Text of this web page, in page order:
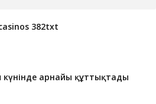
382txt
күнінде арнайы құттықтады